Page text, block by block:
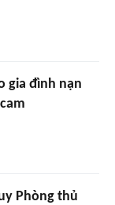
gia đình nạn
Phòng thủ